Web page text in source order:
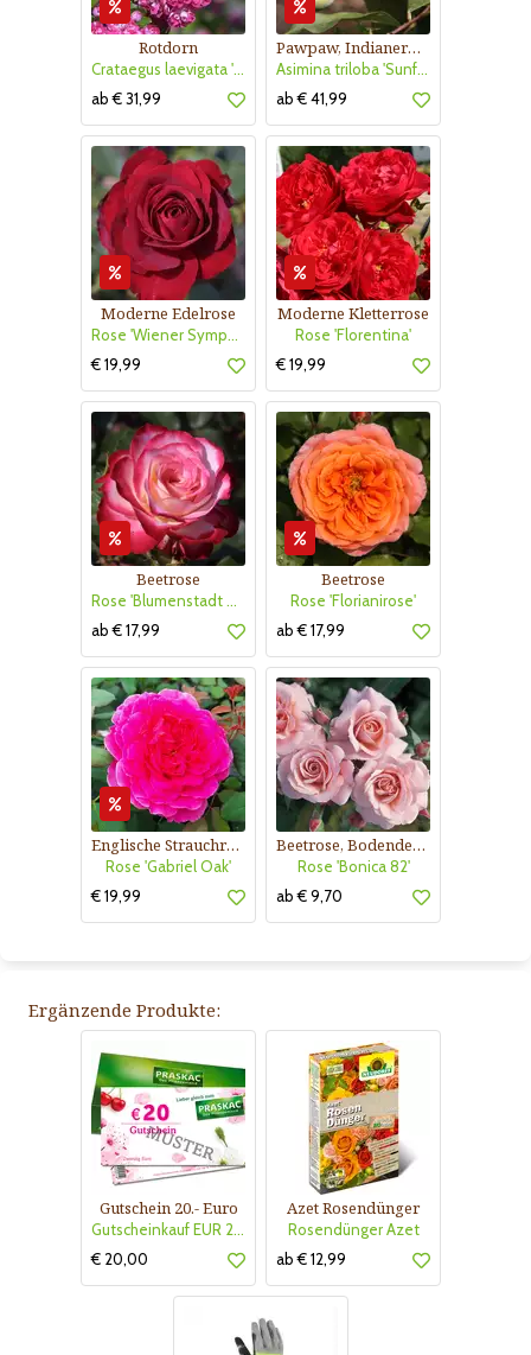
Rotdorn
Crataegus laevigata 'Pauls Scarlet'
ab € 31,99
Pawpaw, Indianerbanane
Asimina triloba 'Sunflower'
ab € 41,99
Moderne Edelrose
Rose 'Wiener Symphoniker'
€ 19,99
Moderne Kletterrose
Rose 'Florentina'
€ 19,99
Beetrose
Rose 'Blumenstadt Tulln'
ab € 17,99
Beetrose
Rose 'Florianirose'
ab € 17,99
Englische Strauchrose
Rose 'Gabriel Oak'
€ 19,99
Beetrose, Bodendeckerrose
Rose 'Bonica 82'
ab € 9,70
Ergänzende Produkte:
Gutschein 20.- Euro
Gutscheinkauf EUR 20.-
€ 20,00
Azet Rosendünger
Rosendünger Azet
ab € 12,99